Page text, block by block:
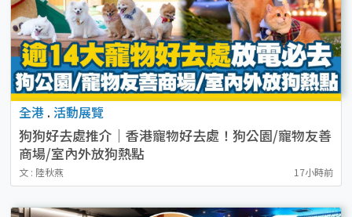
全港 . 活動展覽
狗狗好去處推介｜香港寵物好去處！狗公園/寵物友善
商場/室內外放狗熱點
文 : 陸秋燕 17小時前